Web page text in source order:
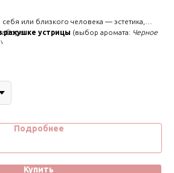
или близкого человека — эстетика,
ракушке устрицы (выбор аромата: Черное
)
роза" ручной работы
Подробнее
Купить